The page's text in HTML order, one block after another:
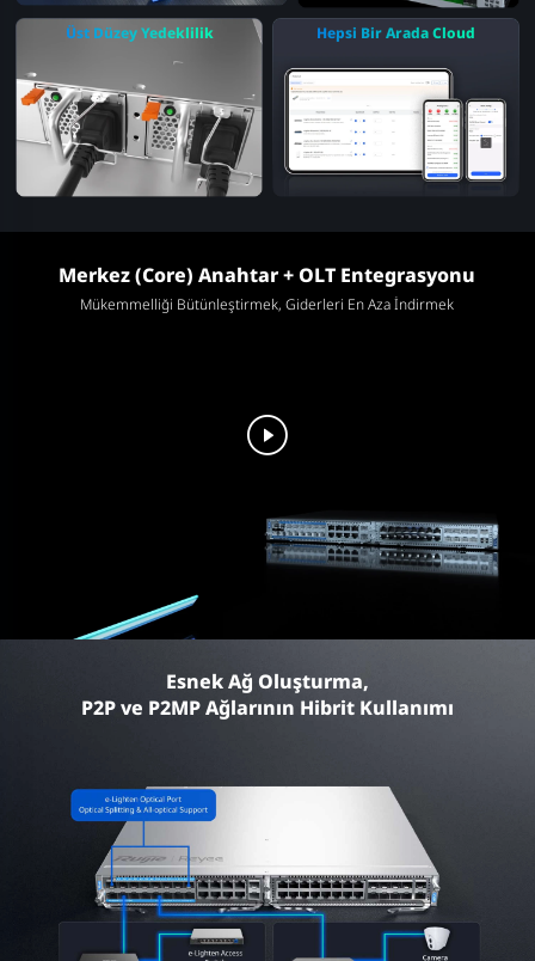
Üst Düzey Yedeklilik Hepsi Bir Arada Cloud
Merkez (Core) Anahtar + OLT Entegrasyonu
Mükemmelliği Bütünleştirmek, Giderleri En Aza İndirmek
Esnek Ağ Oluşturma,
P2P ve P2MP Ağlarının Hibrit Kullanımı